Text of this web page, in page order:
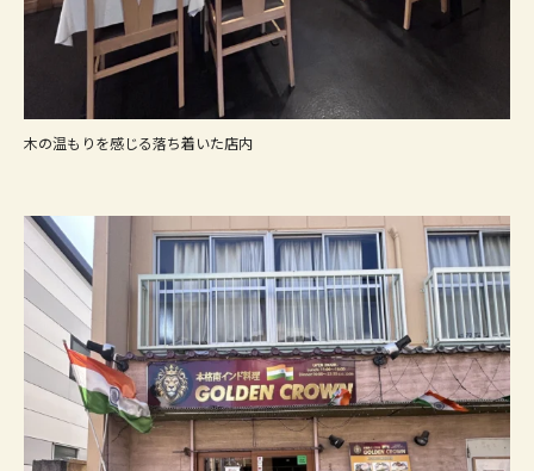
木の温もりを感じる落ち着いた店内